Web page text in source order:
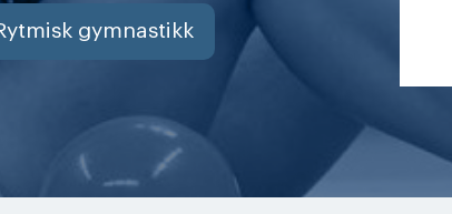
gymnastikk